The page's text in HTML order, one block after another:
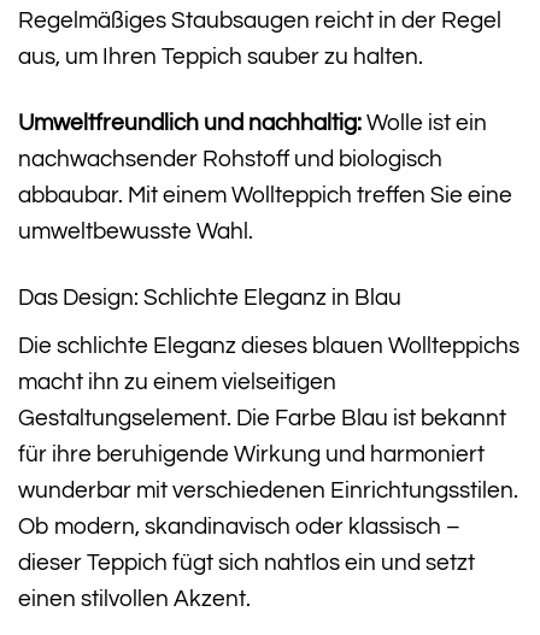
Regelmäßiges Staubsaugen reicht in der Regel
aus, um Ihren Teppich sauber zu halten.
Umweltfreundlich und nachhaltig: Wolle ist ein
nachwachsender Rohstoff und biologisch
abbaubar. Mit einem Wollteppich treffen Sie eine
umweltbewusste Wahl.
Das Design: Schlichte Eleganz in Blau
Die schlichte Eleganz dieses blauen Wollteppichs
macht ihn zu einem vielseitigen
Gestaltungselement. Die Farbe Blau ist bekannt
für ihre beruhigende Wirkung und harmoniert
wunderbar mit verschiedenen Einrichtungsstilen.
Ob modern, skandinavisch oder klassisch –
dieser Teppich fügt sich nahtlos ein und setzt
einen stilvollen Akzent.